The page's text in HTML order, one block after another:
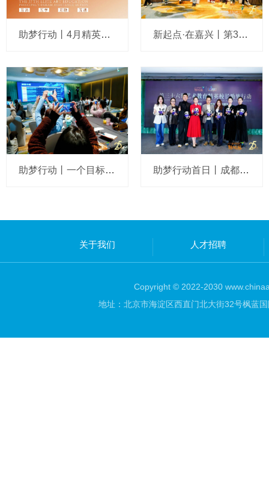
助梦行动丨4月精英校长缘续嘉兴，共生共创、破局求“变”！ 新起点·在嘉兴丨第36期艺术教育精英校长助梦行动温暖落幕
助梦行动丨一个目标，多重解构！将办学增收之道压实打透 助梦行动首日丨成都，都成！艺起成为更好的自己
关于我们 人才招聘
Copyright © 2022-2030
地址：北京市海淀区西直门北大街32号枫